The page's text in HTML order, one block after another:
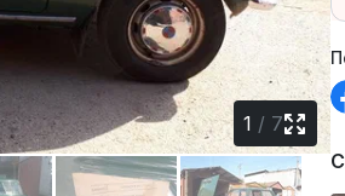
1 / 7